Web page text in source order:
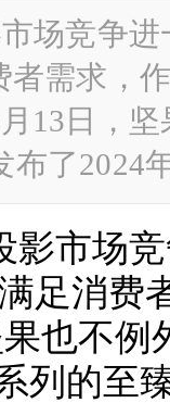
场竞争
者需求，
13日，
布了
影市场
足消费
也不例
列的至